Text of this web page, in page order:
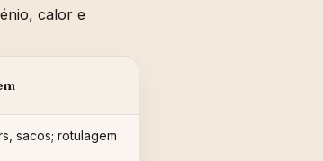
calor e
sacos; rotulagem